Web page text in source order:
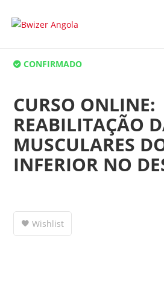
CONFIRMADO
CURSO ONLINE:
REABILITAÇÃO
MUSCULARES
INFERIOR NO
Wishlist